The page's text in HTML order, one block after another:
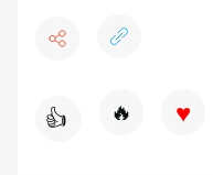
👍 🔥 ♥